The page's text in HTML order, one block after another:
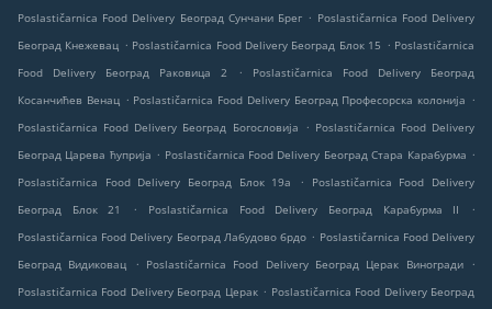
Poslastičarnica Food Delivery Београд Сунчани Брег . Poslastičarnica Food Delivery
Београд Кнежевац . Poslastičarnica Food Delivery Београд Блок 15 . Poslastičarnica
Food Delivery Београд Раковица 2
.
Poslastičarnica Food Delivery Београд
Косанчићев Венац . Poslastičarnica Food Delivery Београд Професорска колонија .
Poslastičarnica Food Delivery Београд Богословија
. Poslastičarnica Food Delivery
Београд Царева ћуприја . Poslastičarnica Food Delivery Београд Стара Карабурма .
Poslastičarnica Food Delivery Београд Блок 19а
.
Poslastičarnica Food Delivery
Београд Блок 21
. Poslastičarnica Food Delivery Београд Карабурма II
.
Poslastičarnica Food Delivery Београд Лабудово брдо . Poslastičarnica Food Delivery
Београд Видиковац
. Poslastičarnica Food Delivery Београд Церак Виногради
.
Poslastičarnica Food Delivery Београд Церак . Poslastičarnica Food Delivery Београд